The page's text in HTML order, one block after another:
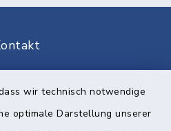
wir technisch notwendige
optimale Darstellung unserer